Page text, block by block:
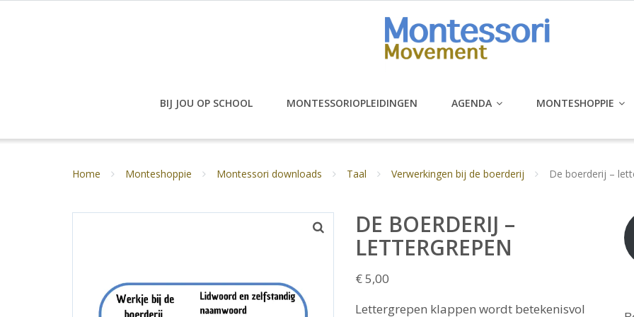
BIJ JOU OP SCHOOL MONTESSORIOPLEIDINGEN AGENDA MONTESHOPPIE
Home Monteshoppie Montessori downloads Taal Verwerkingen bij de boerderij De boerderij –
DE BOERDERIJ –
LETTERGREPEN
€5,00
Lettergrepen klappen wordt betekenisvol